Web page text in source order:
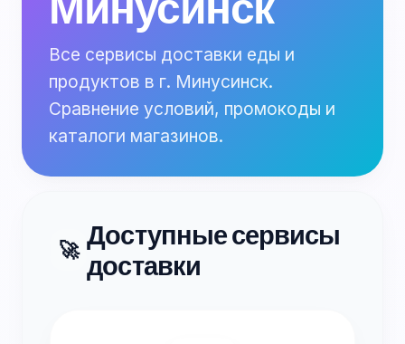
Все сервисы доставки еды и
продуктов в г. Минусинск.
Сравнение условий, промокоды и
каталоги магазинов.
🚀 Доступные сервисы
доставки